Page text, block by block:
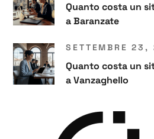
Quanto costa un
a Baranzate
SETTEMBRE 23,
Quanto costa un
a Vanzaghello